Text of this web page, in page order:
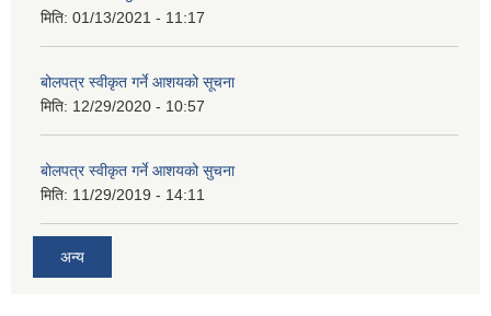
मिति: 01/13/2021 - 11:17
बोलपत्र स्वीकृत गर्ने आशयको सूचना
मिति: 12/29/2020 - 10:57
बोलपत्र स्वीकृत गर्ने आशयको सुचना
मिति: 11/29/2019 - 14:11
अन्य